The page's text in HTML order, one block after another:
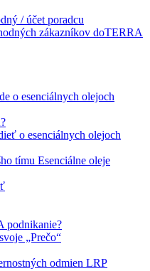
/ účet poradcu
zákazníkov doTERRA
o esenciálnych olejoch
o esenciálnych olejoch
tímu Esenciálne oleje
podnikanie?
„Prečo“
odmien LRP